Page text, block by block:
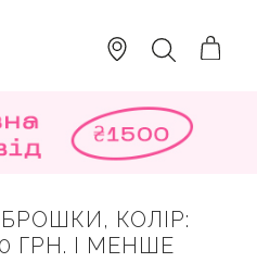
ПОШУК
КОЛІР:
ГРН. І МЕНШЕ